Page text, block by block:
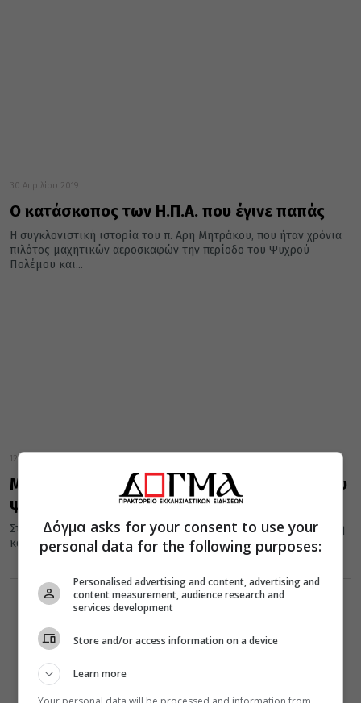
30 Απριλίου 2019
Ο κατάσκοπος των Η.Π.Α. που έγινε παπάς
Η συγκλονιστική ιστορία του π. Αρη Μητράκου, που ήταν χρόνια
πιλότος μαχητικών αεροσκαφών την περίοδο του Ψυχρού
Πολέμου και...
12 Απριλίου 2019
Μύθοι και θρύλοι για τον Ακάθιστο Ύμνο που
ψάλλεται απόψε
Στο άκουσμά του, οι πιστοί όρθιοι, με ευλάβεια, αποτείνουν τιμή
και εκφράζουν ευχαριστία προς τη μητέρα όλων, την Παναγία....
Δόγμα asks for your consent to use your
personal data for the following purposes:
Personalised advertising and content, advertising and
content measurement, audience research and
services development
Store and/or access information on a device
Learn more